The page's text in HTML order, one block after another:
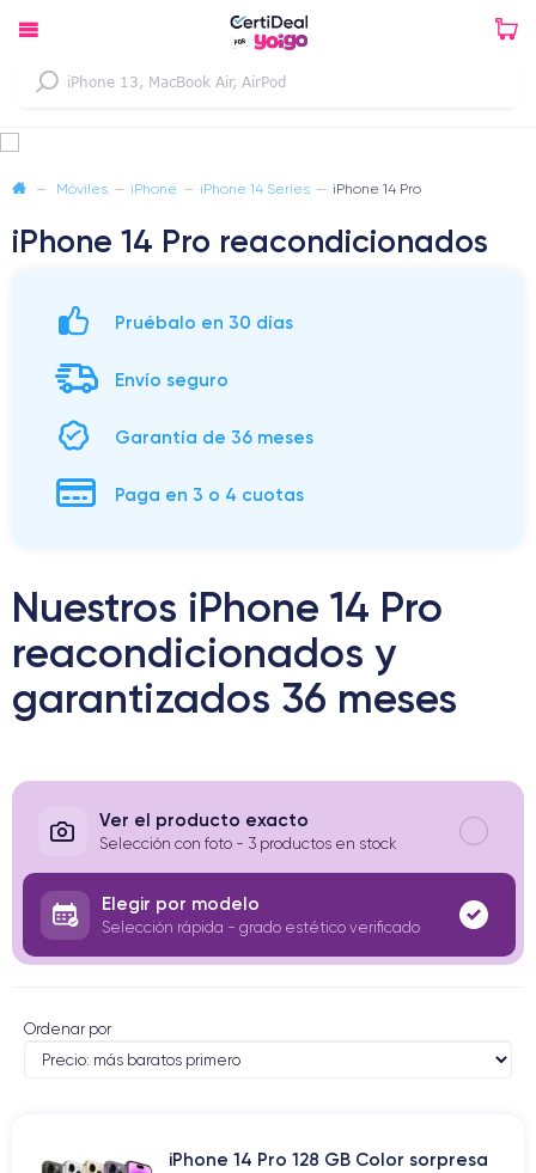
— Móviles — iPhone — iPhone 14 Series — iPhone 14 Pro
iPhone 14 Pro reacondicionados
Pruébalo en 30 días
Envío seguro
Garantía de 36 meses
Paga en 3 o 4 cuotas
Nuestros iPhone 14 Pro
reacondicionados y
garantizados 36 meses
Ver el producto exacto
Selección con foto - 3 productos en stock
Elegir por modelo
Selección rápida - grado estético verificado
Ordenar por
iPhone 14 Pro 128 GB Color sorpresa